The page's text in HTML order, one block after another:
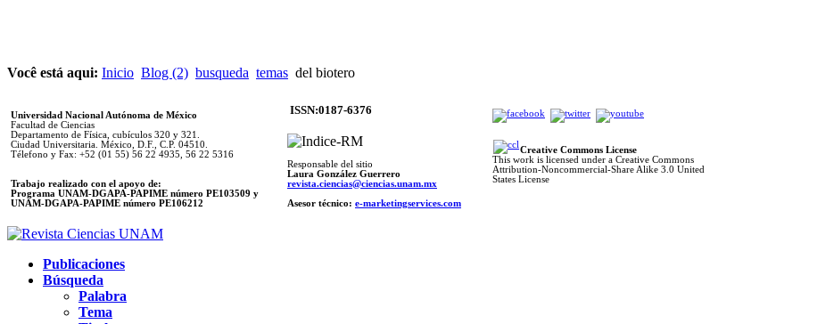
Você está aqui: Inicio Blog (2) busqueda temas del biotero
Universidad Nacional Autónoma de México
Facultad de Ciencias
Departamento de Física, cubículos 320 y 321.
Ciudad Universitaria. México, D.F., C.P. 04510.
Télefono y Fax: +52 (01 55) 56 22 4935, 56 22 5316
Trabajo realizado con el apoyo de:
Programa UNAM-DGAPA-PAPIME número PE103509 y
UNAM-DGAPA-PAPIME número PE106212
ISSN:0187-6376
Responsable del sitio
Laura González Guerrero
revista.ciencias@ciencias.unam.mx
Asesor técnico: e-marketingservices.com
Creative Commons License
This work is licensed under a Creative Commons
Attribution-Noncommercial-Share Alike 3.0 United
States License
Publicaciones
Búsqueda
Palabra
Tema